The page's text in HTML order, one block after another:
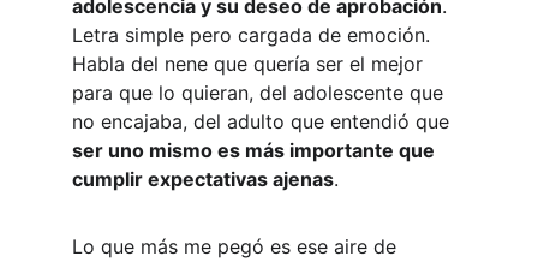
adolescencia y su deseo de aprobación.
Letra simple pero cargada de emoción.
Habla del nene que quería ser el mejor
para que lo quieran, del adolescente que
no encajaba, del adulto que entendió que
ser uno mismo es más importante que
cumplir expectativas ajenas.
Lo que más me pegó es ese aire de